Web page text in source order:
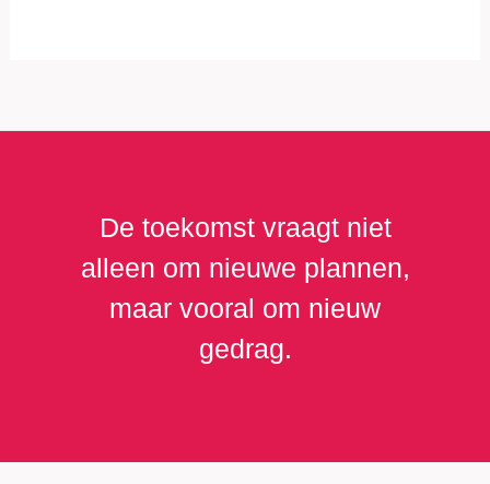
De toekomst vraagt niet
alleen om nieuwe plannen,
maar vooral om nieuw
gedrag.